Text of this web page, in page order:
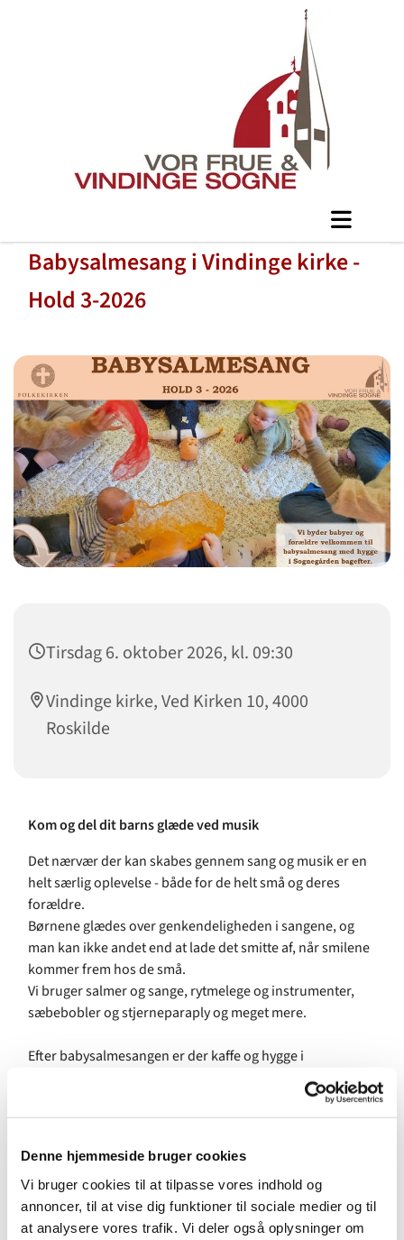
Denne hjemmeside bruger cookies
Vi bruger cookies til at tilpasse vores indhold og
annoncer, til at vise dig funktioner til sociale medier og til
at analysere vores trafik. Vi deler også oplysninger om
Babysalmesang i Vindinge kirke -
Hold 3-2026
Tirsdag 6. oktober 2026, kl. 09:30
Vindinge kirke, Ved Kirken 10, 4000
Roskilde
Kom og del dit barns glæde ved musik
Det nærvær der kan skabes gennem sang og musik er en
helt særlig oplevelse - både for de helt små og deres
forældre.
Børnene glædes over genkendeligheden i sangene, og
man kan ikke andet end at lade det smitte af, når smilene
kommer frem hos de små.
Vi bruger salmer og sange, rytmelege og instrumenter,
sæbebobler og stjerneparaply og meget mere.
Efter babysalmesangen er der kaffe og hygge i
For børn fra 2-10 mdr.
Forløb på 8 uger startende d. 18. august. Tilmelding